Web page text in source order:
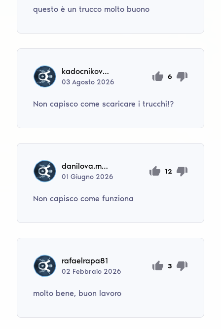
questo è un trucco molto buono
kadocnikovanastya40
03Agosto 2026
6
Non capisco come scaricare i trucchi!?
danilova.marin1962
01Giugno 2026
12
Non capisco come funziona
rafaelrapa81
02 Febbraio 2026
3
molto bene, buon lavoro